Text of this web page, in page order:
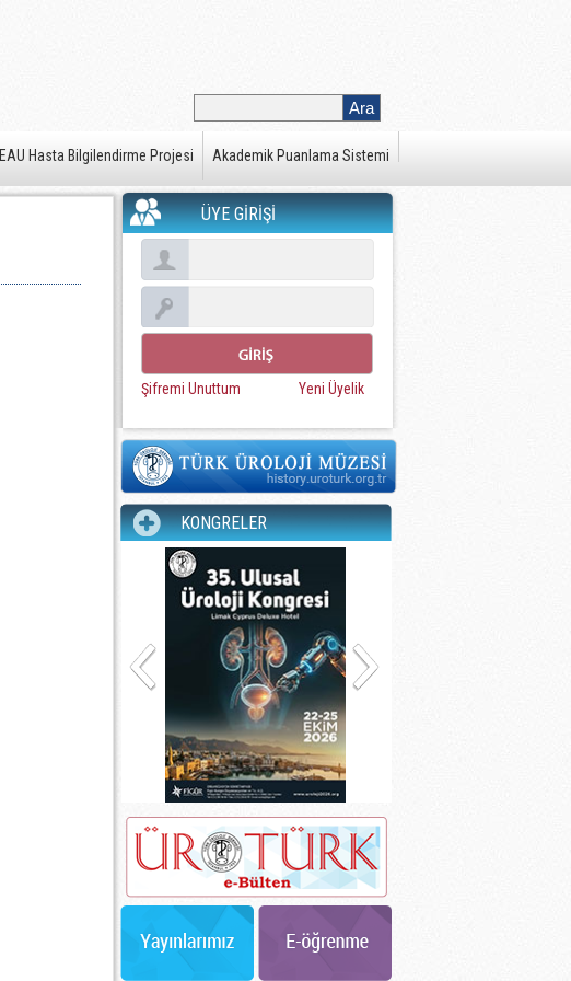
EAU Hasta Bilgilendirme Projesi Akademik Puanlama Sistemi
ÜYE GİRİŞİ
Şifremi Unuttum Yeni Üyelik
KONGRELER